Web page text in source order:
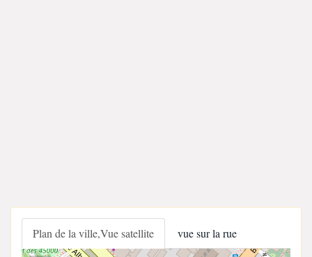
Plan de la ville,Vue satellite vue sur la rue